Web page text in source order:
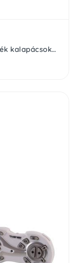
Bolygó hajsza ügyességi társasjáték kalapácsokkal Whack-A-Mole